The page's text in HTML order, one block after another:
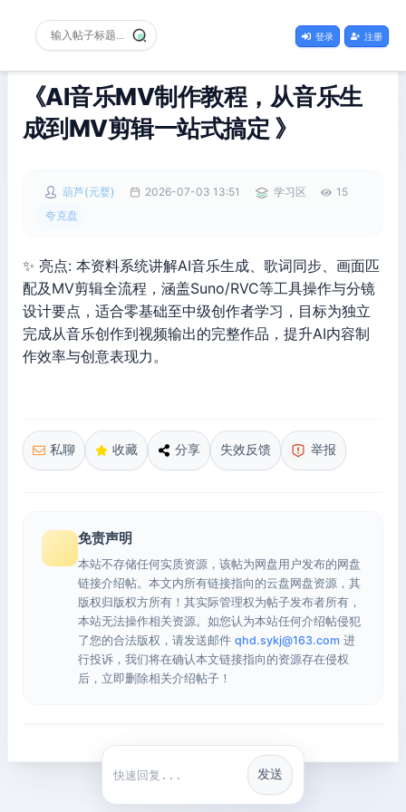
登录 注册
《AI音乐MV制作教程，从音乐生
成到MV剪辑一站式搞定 》
葫芦(元婴) 2026-07-03 13:51 学习区
15
夸克盘
✨ 亮点: 本资料系统讲解AI音乐生成、歌词同步、画面匹
配及MV剪辑全流程，涵盖Suno/RVC等工具操作与分镜
设计要点，适合零基础至中级创作者学习，目标为独立
完成从音乐创作到视频输出的完整作品，提升AI内容制
作效率与创意表现力。
私聊 收藏 分享 失效反馈 举报
免责声明
本站不存储任何实质资源，该帖为网盘用户发布的网盘
链接介绍帖。本文内所有链接指向的云盘网盘资源，其
版权归版权方所有！其实际管理权为帖子发布者所有，
本站无法操作相关资源。如您认为本站任何介绍帖侵犯
了您的合法版权，请发送邮件 qhd.sykj@163.com 进
行投诉，我们将在确认本文链接指向的资源存在侵权
后，立即删除相关介绍帖子！
快捷回复
发送